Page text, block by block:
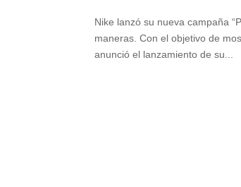
Nike lanzó su nueva campaña
maneras. Con el objetivo de
anunció el lanzamiento de su...